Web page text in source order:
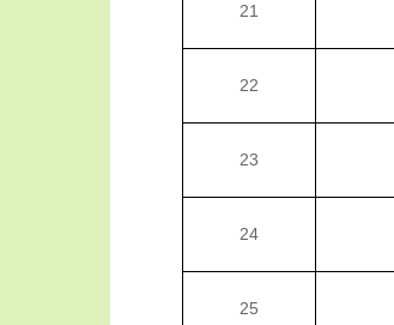
21
22
23
24
25